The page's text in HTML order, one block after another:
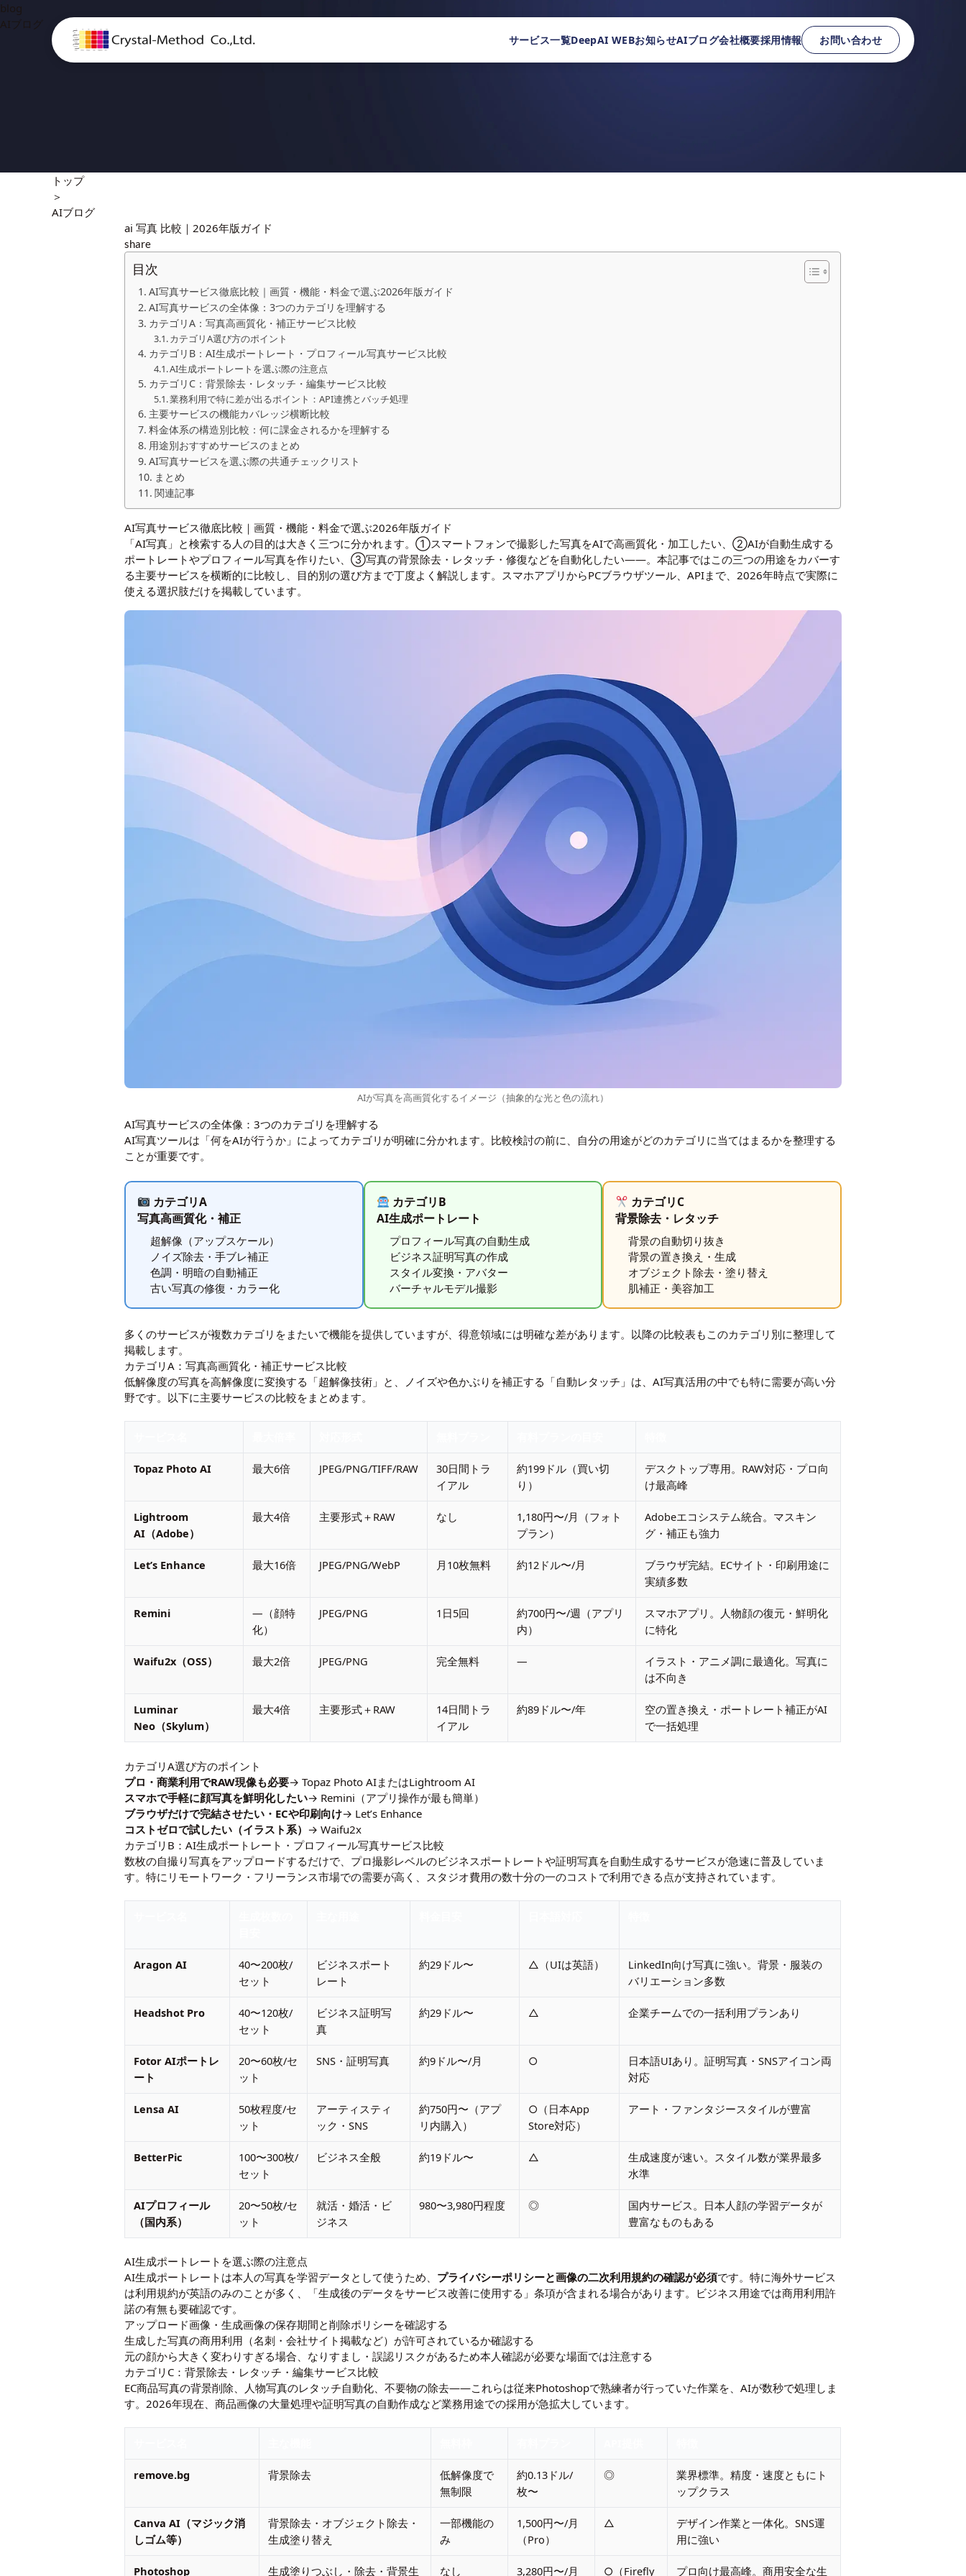
サービス一覧DeepAI WEBお知らせAIブログ会社概要採用情報 お問い合わせ
blog
AIブログ
トップ
＞
AIブログ
ai 写真 比較｜2026年版ガイド
share
目次
AI写真サービス徹底比較｜画質・機能・料金で選ぶ2026年版ガイド
AI写真サービスの全体像：3つのカテゴリを理解する
カテゴリA：写真高画質化・補正サービス比較
カテゴリA選び方のポイント
カテゴリB：AI生成ポートレート・プロフィール写真サービス比較
AI生成ポートレートを選ぶ際の注意点
カテゴリC：背景除去・レタッチ・編集サービス比較
業務利用で特に差が出るポイント：API連携とバッチ処理
主要サービスの機能カバレッジ横断比較
料金体系の構造別比較：何に課金されるかを理解する
用途別おすすめサービスのまとめ
AI写真サービスを選ぶ際の共通チェックリスト
まとめ
関連記事
AI写真サービス徹底比較｜画質・機能・料金で選ぶ2026年版ガイド
「AI写真」と検索する人の目的は大きく三つに分かれます。①スマートフォンで撮影した写真をAIで高画質化・加工したい、②AIが自動生成する
ポートレートやプロフィール写真を作りたい、③写真の背景除去・レタッチ・修復などを自動化したい——。本記事ではこの三つの用途をカバーす
る主要サービスを横断的に比較し、目的別の選び方まで丁度よく解説します。スマホアプリからPCブラウザツール、APIまで、2026年時点で実際に
使える選択肢だけを掲載しています。
AIが写真を高画質化するイメージ（抽象的な光と色の流れ）
AI写真サービスの全体像：3つのカテゴリを理解する
AI写真ツールは「何をAIが行うか」によってカテゴリが明確に分かれます。比較検討の前に、自分の用途がどのカテゴリに当てはまるかを整理する
ことが重要です。
カテゴリA
写真高画質化・補正
超解像（アップスケール）
ノイズ除去・手ブレ補正
色調・明暗の自動補正
古い写真の修復・カラー化
カテゴリB
AI生成ポートレート
プロフィール写真の自動生成
ビジネス証明写真の作成
スタイル変換・アバター
バーチャルモデル撮影
カテゴリC
背景除去・レタッチ
背景の自動切り抜き
背景の置き換え・生成
オブジェクト除去・塗り替え
肌補正・美容加工
多くのサービスが複数カテゴリをまたいで機能を提供していますが、得意領域には明確な差があります。以降の比較表もこのカテゴリ別に整理して
掲載します。
カテゴリA：写真高画質化・補正サービス比較
低解像度の写真を高解像度に変換する「超解像技術」と、ノイズや色かぶりを補正する「自動レタッチ」は、AI写真活用の中でも特に需要が高い分
野です。以下に主要サービスの比較をまとめます。
Topaz Photo AI 最大6倍 JPEG/PNG/TIFF/RAW
30日間トラ
イアル
約199ドル（買い切
り）
デスクトップ専用。RAW対応・プロ向
け最高峰
Lightroom
AI（Adobe）
最大4倍 主要形式＋RAW なし
1,180円〜/月（フォト
プラン）
Adobeエコシステム統合。マスキン
グ・補正も強力
Let’s Enhance 最大16倍 JPEG/PNG/WebP 月10枚無料 約12ドル〜/月
ブラウザ完結。ECサイト・印刷用途に
実績多数
Remini
—（顔特
化）
JPEG/PNG 1日5回
約700円〜/週（アプリ
内）
スマホアプリ。人物顔の復元・鮮明化
に特化
Waifu2x（OSS） 最大2倍 JPEG/PNG 完全無料 —
イラスト・アニメ調に最適化。写真に
は不向き
Luminar
Neo（Skylum）
最大4倍 主要形式＋RAW
14日間トラ
イアル
約89ドル〜/年
空の置き換え・ポートレート補正がAI
で一括処理
カテゴリA選び方のポイント
プロ・商業利用でRAW現像も必要→ Topaz Photo AIまたはLightroom AI
スマホで手軽に顔写真を鮮明化したい→ Remini（アプリ操作が最も簡単）
ブラウザだけで完結させたい・ECや印刷向け→ Let’s Enhance
コストゼロで試したい（イラスト系） → Waifu2x
カテゴリB：AI生成ポートレート・プロフィール写真サービス比較
数枚の自撮り写真をアップロードするだけで、プロ撮影レベルのビジネスポートレートや証明写真を自動生成するサービスが急速に普及していま
す。特にリモートワーク・フリーランス市場での需要が高く、スタジオ費用の数十分の一のコストで利用できる点が支持されています。
Aragon AI
40〜200枚/
セット
ビジネスポート
レート
約29ドル〜 △（UIは英語）
LinkedIn向け写真に強い。背景・服装の
バリエーション多数
Headshot Pro
40〜120枚/
セット
ビジネス証明写
真
約29ドル〜 △ 企業チームでの一括利用プランあり
Fotor AIポートレ
ート
20〜60枚/セ
ット
SNS・証明写真 約9ドル〜/月 ○
日本語UIあり。証明写真・SNSアイコン両
対応
Lensa AI
50枚程度/セ
ット
アーティスティ
ック・SNS
約750円〜（アプ
リ内購入）
○（日本App
Store対応）
アート・ファンタジースタイルが豊富
BetterPic
100〜300枚/
セット
ビジネス全般 約19ドル〜 △
生成速度が速い。スタイル数が業界最多
水準
AIプロフィール
（国内系）
20〜50枚/セ
ット
就活・婚活・ビ
ジネス
980〜3,980円程度 ◎
国内サービス。日本人顔の学習データが
豊富なものもある
AI生成ポートレートを選ぶ際の注意点
AI生成ポートレートは本人の写真を学習データとして使うため、 プライバシーポリシーと画像の二次利用規約の確認が必須です。特に海外サービス
は利用規約が英語のみのことが多く、「生成後のデータをサービス改善に使用する」条項が含まれる場合があります。ビジネス用途では商用利用許
諾の有無も要確認です。
アップロード画像・生成画像の保存期間と削除ポリシーを確認する
生成した写真の商用利用（名刺・会社サイト掲載など）が許可されているか確認する
元の顔から大きく変わりすぎる場合、なりすまし・誤認リスクがあるため本人確認が必要な場面では注意する
カテゴリC：背景除去・レタッチ・編集サービス比較
EC商品写真の背景削除、人物写真のレタッチ自動化、不要物の除去——これらは従来Photoshopで熟練者が行っていた作業を、AIが数秒で処理しま
す。2026年現在、商品画像の大量処理や証明写真の自動作成など業務用途での採用が急拡大しています。
remove.bg 背景除去
低解像度で
無制限
約0.13ドル/
枚〜
◎
業界標準。精度・速度ともにト
ップクラス
Canva AI（マジック消
しゴム等）
背景除去・オブジェクト除去・
生成塗り替え
一部機能の
み
1,500円〜/月
（Pro）
△
デザイン作業と一体化。SNS運
用に強い
Photoshop 生成塗りつぶし・除去・背景生 なし 3,280円〜/月 ○（Firefly プロ向け最高峰。商用安全な生